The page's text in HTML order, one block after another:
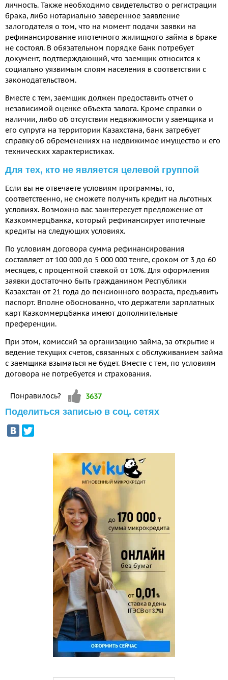
личность. Также необходимо свидетельство о регистрации
брака, либо нотариально заверенное заявление
залогодателя о том, что на момент подачи заявки на
рефинансирование ипотечного жилищного займа в браке
не состоял. В обязательном порядке банк потребует
документ, подтверждающий, что заемщик относится к
социально уязвимым слоям населения в соответствии с
законодательством.
Вместе с тем, заемщик должен предоставить отчет о
независимой оценке объекта залога. Кроме справки о
наличии, либо об отсутствии недвижимости у заемщика и
его супруга на территории Казахстана, банк затребует
справку об обременениях на недвижимое имущество и его
технических характеристиках.
Для тех, кто не является целевой группой
Если вы не отвечаете условиям программы, то,
соответственно, не сможете получить кредит на льготных
условиях. Возможно вас заинтересует предложение от
Казкоммерцбанка, который рефинансирует ипотечные
кредиты на следующих условиях.
По условиям договора сумма рефинансирования
составляет от 100 000 до 5 000 000 тенге, сроком от 3 до 60
месяцев, с процентной ставкой от 10%. Для оформления
заявки достаточно быть гражданином Республики
Казахстан от 21 года до пенсионного возраста, предъявить
паспорт. Вполне обоснованно, что держатели зарплатных
карт Казкоммерцбанка имеют дополнительные
преференции.
При этом, комиссий за организацию займа, за открытие и
ведение текущих счетов, связанных с обслуживанием займа
с заемщика взыматься не будет. Вместе с тем, по условиям
договора не потребуется и страхования.
Понравилось? Vote up!
3637
Поделиться записью в соц. сетях